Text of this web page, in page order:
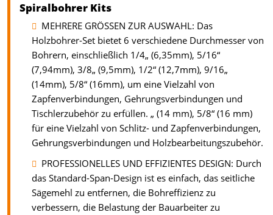
Spiralbohrer Kits
MEHRERE GRÖSSEN ZUR AUSWAHL: Das
Holzbohrer-Set bietet 6 verschiedene Durchmesser von
Bohrern, einschließlich 1/4„ (6,35mm), 5/16“
(7,94mm), 3/8„ (9,5mm), 1/2“ (12,7mm), 9/16„
(14mm), 5/8“ (16mm), um eine Vielzahl von
Zapfenverbindungen, Gehrungsverbindungen und
Tischlerzubehör zu erfüllen. „ (14 mm), 5/8“ (16 mm)
für eine Vielzahl von Schlitz- und Zapfenverbindungen,
Gehrungsverbindungen und Holzbearbeitungszubehör.
PROFESSIONELLES UND EFFIZIENTES DESIGN: Durch
das Standard-Span-Design ist es einfach, das seitliche
Sägemehl zu entfernen, die Bohreffizienz zu
verbessern, die Belastung der Bauarbeiter zu